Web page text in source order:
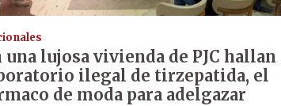
una lujosa vivienda de PJC hallan
ilegal de tirzepatida, el
de moda para adelgazar